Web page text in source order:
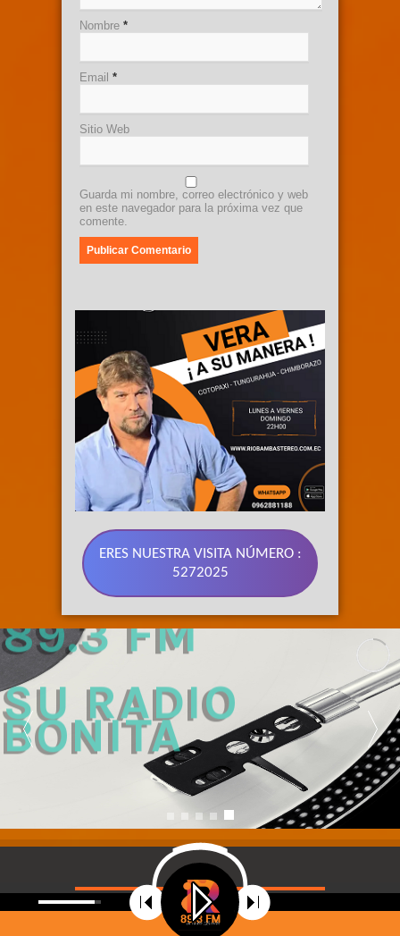
Nombre *
Email *
Sitio Web
Guarda mi nombre, correo electrónico y web
en este navegador para la próxima vez que
comente.
ERES NUESTRA VISITA NÚMERO :
5272025
89.3 FM
SU RADIO
BONITA